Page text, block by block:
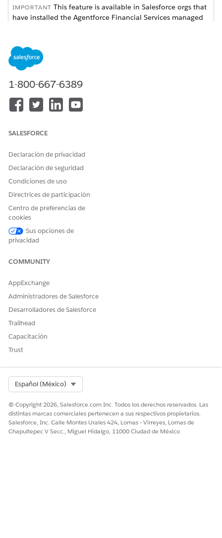
IMPORTANT This feature is available in Salesforce orgs that
have installed the Agentforce Financial Services managed
installing the managed package.
Available in: Lightning Experience
Available in:Professional
Editions
In the Identification Document section, click
select another client or create one.
Enter the document details.
Save the information.
¡Háganos saber cómo podemos mejorar!
1-800-667-6389
SALESFORCE
Declaración de privacidad
Declaración de seguridad
Condiciones de uso
Directrices de participación
Centro de preferencias de
cookies
Sus opciones de
privacidad
COMMUNITY
AppExchange
Administradores de Salesforce
Desarrolladores de Salesforce
Trailhead
Capacitación
Trust
Español (México)
© Copyright 2026, Salesforce.com Inc. Todos los derechos reservados. Las
distintas marcas comerciales pertenecen a sus respectivos propietarios.
Salesforce, Inc. Calle Montes Urales 424, Lomas - Virreyes, Lomas de
Chapultepec V Secc., Miguel Hidalgo, 11000 Ciudad de México